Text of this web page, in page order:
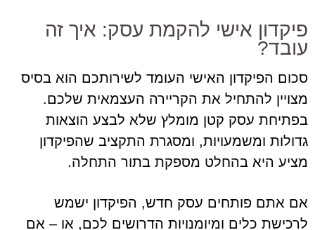
פיקדון אישי להקמת עסק: איך זה
עובד?
סכום הפיקדון האישי העומד לשירותכם הוא בסיס
מצויין להתחיל את הקריירה העצמאית שלכם.
בפתיחת עסק קטן מומלץ שלא לבצע הוצאות
גדולות ומשמעויות, ומסגרת התקציב שהפיקדון
מציע היא בהחלט מספקת בתור התחלה.
אם אתם פותחים עסק חדש, הפיקדון ישמש
לרכישת כלים ומיומנויות הדרושים לכם, או – אם